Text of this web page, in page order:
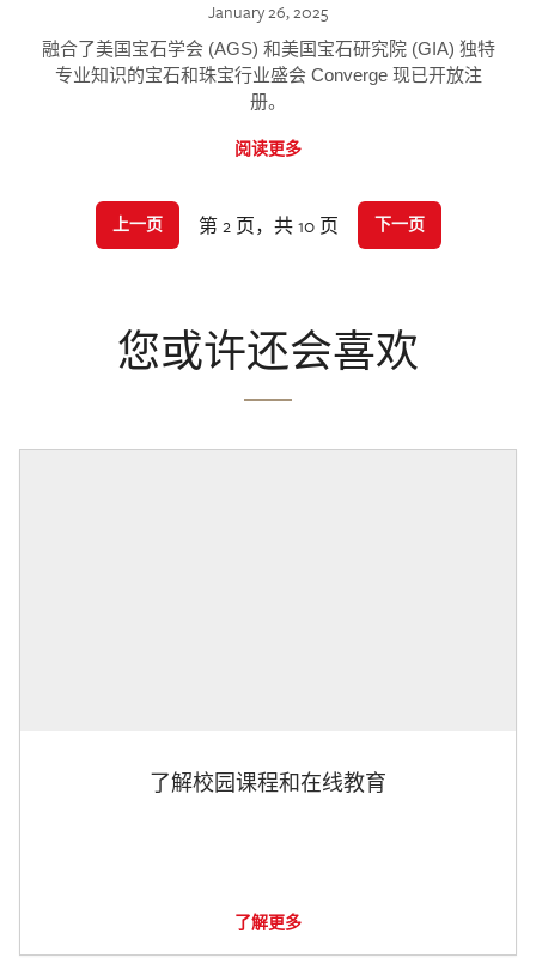
January 26, 2025
融合了美国宝石学会 (AGS) 和美国宝石研究院 (GIA) 独特
专业知识的宝石和珠宝行业盛会 Converge 现已开放注
册。
阅读更多
上一页 第 2 页，共 10 页 下一页
您或许还会喜欢
了解校园课程和在线教育
了解更多